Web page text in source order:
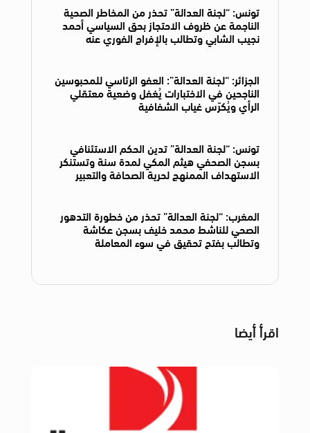
تونس: “لجنة العدالة” تحذر من المخاطر الصحية
الناجمة عن ظروف الاحتجاز بحق السياسي أحمد
نجيب الشابي وتطالب بالإفراج الفوري عنه
الجزائر: “لجنة العدالة”: العفو الرئاسي للمحبوسين
الناجحين في الاختبارات يُغفل وضعية معتقلي
الرأي ويُكرّس غياب الشفافية
تونس: “لجنة العدالة” تدين الحكم الاستئنافي
بسجن الصحفي هيثم المكي لمدة سنة وتستنكر
الاستهداف الممنهج لحرية الصحافة والتعبير
المغرب: “لجنة العدالة” تحذر من خطورة التدهور
الصحي للناشط محمد خليف بسجن عكاشة
وتطالب بفتح تحقيق في سوء المعاملة
اقرأ أيضا